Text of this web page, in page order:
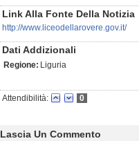
Link Alla Fonte Della Notizia
http://www.liceodellarovere.gov.it/
Dati Addizionali
Regione: Liguria
Attendibilità: 0
Lascia Un Commento